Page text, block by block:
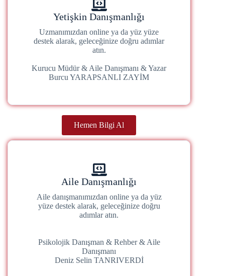
Yetişkin Danışmanlığı
Uzmanımızdan online ya da yüz yüze
destek alarak, geleceğinize doğru adımlar
atın.
Kurucu Müdür & Aile Danışmanı & Yazar
Burcu YARAPSANLI ZAYİM
Hemen Bilgi Al
Aile Danışmanlığı
Aile danışmanımızdan online ya da yüz
yüze destek alarak, geleceğinize doğru
adımlar atın.
Psikolojik Danışman & Rehber & Aile
Danışmanı
Deniz Selin TANRIVERDİ